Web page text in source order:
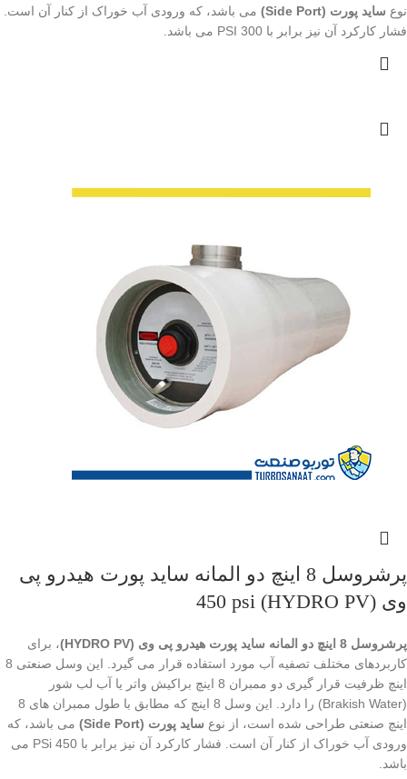
نوع ساید پورت (Side Port)
می باشد، که ورودی آب خوراک از کنار آن است.
فشار کارکرد آن نیز برابر با 300 PSI می باشد.
پرشروسل 8 اینچ دو المانه ساید پورت هیدرو پی
وی (HYDRO PV) 450 psi
پرشروسل 8 اینچ دو المانه ساید پورت هیدرو پی وی (HYDRO PV)
، برای
کاربردهای مختلف تصفیه آب مورد استفاده قرار می گیرد. این وسل صنعتی 8
اینچ ظرفیت قرار گیری دو ممبران 8 اینچ براکیش واتر یا آب لب شور
(Brakish Water) را دارد. این وسل 8 اینچ که مطابق با طول ممبران های 8
اینچ صنعتی طراحی شده است، از نوع ساید پورت (Side Port)
می باشد، که
ورودی آب خوراک از کنار آن است. فشار کارکرد آن نیز برابر با 450 PSi می
باشد.